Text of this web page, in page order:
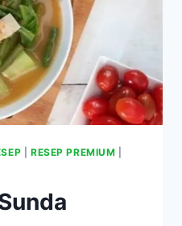
RESEP PREMIUM